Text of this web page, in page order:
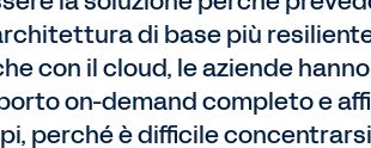
di base più
con il cloud, le aziende hanno
on-demand completo e
perché è difficile